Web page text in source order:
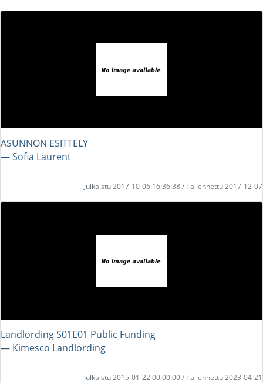
ASUNNON ESITTELY
― Sofia Laurent
Julkaistu 2017-10-06 16:36:38 / Tallennettu 2017-12-07
Landlording S01E01 Public Funding
― Kimesco Landlording
Julkaistu 2015-01-22 00:00:00 / Tallennettu 2023-04-21